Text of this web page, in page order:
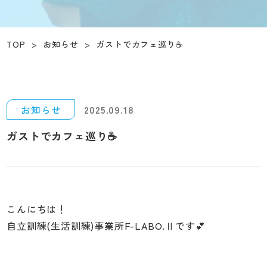
TOP > お知らせ > ガストでカフェ巡り☕
お知らせ 2025.09.18
ガストでカフェ巡り☕
こんにちは！
自立訓練(生活訓練)事業所F-LABO.Ⅱです💕